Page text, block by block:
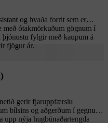
og hvaða forrit sem er
ótakmörkuðum gögnum í
þjónustu fylgir með kaupum á
fjögur ár.
gerir fjaruppfærslu
bílsins og aðgerðum í gegnum
upp nýja hugbúnaðartengda